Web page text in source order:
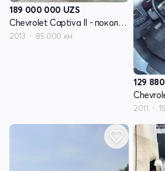
189 000 000 UZS
Chevrolet Captiva II - поколение
2013 85 000 км
129
2011